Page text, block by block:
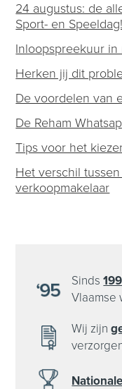
24 augustus: de
Sport- en Speeldag!
Inloopspreekuur in
Herken jij dit
De voordelen van
De Reham
Tips voor het
Het verschil
verkoopmakelaar
Sinds
Vlaamse
Wij zijn
Nationale